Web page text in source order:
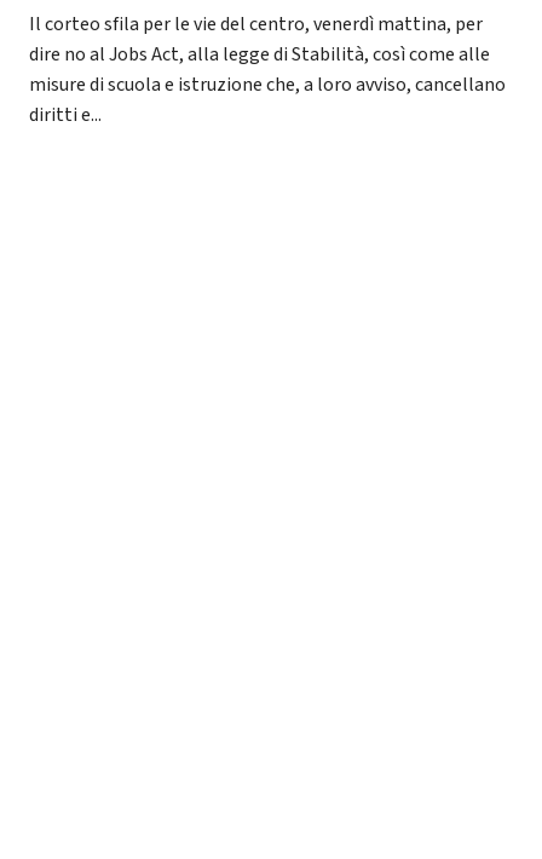
Il corteo sfila per le vie del centro, venerdì mattina, per
dire no al Jobs Act, alla legge di Stabilità, così come alle
misure di scuola e istruzione che, a loro avviso, cancellano
diritti e...